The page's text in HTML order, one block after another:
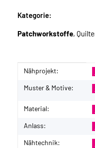
Kategorie:
Patchworkstoffe,
Produkteigenschaft
Wert
Nähprojekt:
Muster & Motive:
Material:
Anlass:
Nähtechnik: